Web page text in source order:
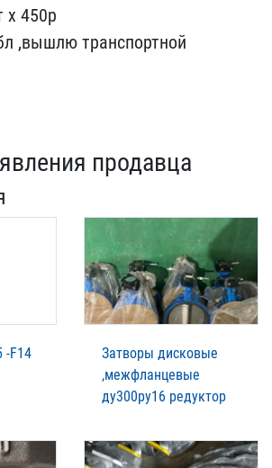
х 450р
,вышлю транспо​ртной
продавца
-F14
Затворы дисковые
,межфланцевые
ду300ру16 редуктор